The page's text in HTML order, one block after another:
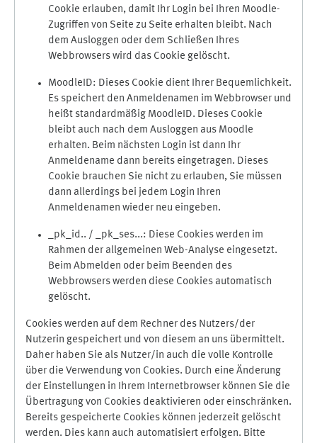
Cookie erlauben, damit Ihr Login bei Ihren Moodle-
Zugriffen von Seite zu Seite erhalten bleibt. Nach
dem Ausloggen oder dem Schließen Ihres
Webbrowsers wird das Cookie gelöscht.
MoodleID: Dieses Cookie dient Ihrer Bequemlichkeit.
Es speichert den Anmeldenamen im Webbrowser und
heißt standardmäßig MoodleID. Dieses Cookie
bleibt auch nach dem Ausloggen aus Moodle
erhalten. Beim nächsten Login ist dann Ihr
Anmeldename dann bereits eingetragen. Dieses
Cookie brauchen Sie nicht zu erlauben, Sie müssen
dann allerdings bei jedem Login Ihren
Anmeldenamen wieder neu eingeben.
_pk_id.. / _pk_ses...: Diese Cookies werden im
Rahmen der allgemeinen Web-Analyse eingesetzt.
Beim Abmelden oder beim Beenden des
Webbrowsers werden diese Cookies automatisch
gelöscht.
Cookies werden auf dem Rechner des Nutzers/der
Nutzerin gespeichert und von diesem an uns übermittelt.
Daher haben Sie als Nutzer/in auch die volle Kontrolle
über die Verwendung von Cookies. Durch eine Änderung
der Einstellungen in Ihrem Internetbrowser können Sie die
Übertragung von Cookies deaktivieren oder einschränken.
Bereits gespeicherte Cookies können jederzeit gelöscht
werden. Dies kann auch automatisiert erfolgen. Bitte